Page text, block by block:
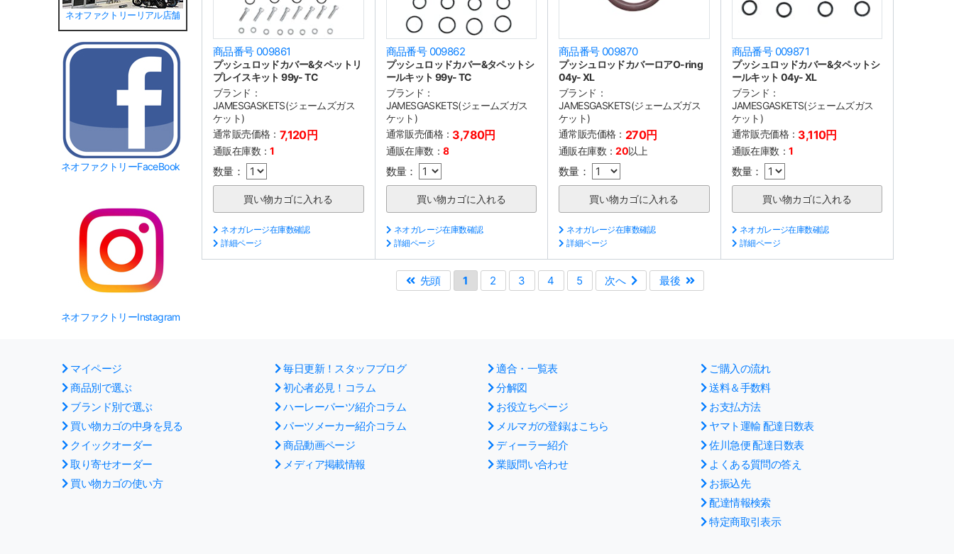
ネオファクトリーリアル店舗
ネオファクトリーFaceBook
ネオファクトリーInstagram
商品番号 009861
プッシュロッドカバー&タペットリ
プレイスキット 99y- TC
ブランド：
JAMESGASKETS(ジェームズガス
ケット)
通常販売価格： 7,120円
通販在庫数：1
数量：
ネオガレージ在庫数確認
詳細ページ
商品番号 009862
プッシュロッドカバー&タペットシ
ールキット 99y- TC
ブランド：
JAMESGASKETS(ジェームズガス
ケット)
通常販売価格： 3,780円
通販在庫数： 8
数量：
ネオガレージ在庫数確認
詳細ページ
商品番号 009870
プッシュロッドカバーロアO-ring
04y- XL
ブランド：
JAMESGASKETS(ジェームズガス
ケット)
通常販売価格： 270円
通販在庫数：20以上
数量：
ネオガレージ在庫数確認
詳細ページ
商品番号 009871
プッシュロッドカバー&タペットシ
ールキット 04y- XL
ブランド：
JAMESGASKETS(ジェームズガス
ケット)
通常販売価格： 3,110円
通販在庫数： 1
数量：
ネオガレージ在庫数確認
詳細ページ
先頭 1 2 3 4 5 次へ 最後
マイページ
商品別で選ぶ
ブランド別で選ぶ
買い物カゴの中身を見る
クイックオーダー
取り寄せオーダー
買い物カゴの使い方
毎日更新！スタッフブログ
初心者必見！コラム
ハーレーパーツ紹介コラム
パーツメーカー紹介コラム
商品動画ページ
メディア掲載情報
適合・一覧表
分解図
お役立ちページ
メルマガの登録はこちら
ディーラー紹介
業販問い合わせ
ご購入の流れ
送料＆手数料
お支払方法
ヤマト運輸 配達日数表
佐川急便 配達日数表
よくある質問の答え
お振込先
配達情報検索
特定商取引表示